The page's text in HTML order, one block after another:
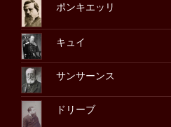
ポンキエッリ
キュイ
サンサーンス
ドリーブ